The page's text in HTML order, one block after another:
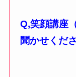
Q,笑顔講座
聞かせくださ